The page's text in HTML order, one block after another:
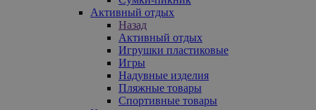
Активный отдых
Назад
Активный отдых
Игрушки пластиковые
Игры
Надувные изделия
Пляжные товары
Спортивные товары